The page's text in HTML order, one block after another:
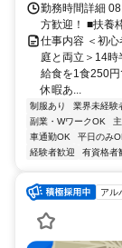
勤務時間詳細
方歓迎！ ■扶養
仕事内容 ＜初
庭と両立＞14時
給食を1食250
休暇あ...
制服あり 業界未経験
副業・WワークOK
車通勤OK
平日のみ
経験者歓迎
有資格者
アル